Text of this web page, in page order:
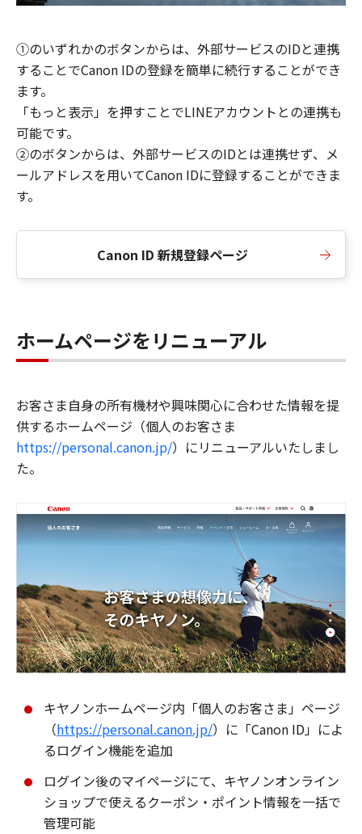
①のいずれかのボタンからは、外部サービスのIDと連携
することでCanon IDの登録を簡単に続行することができ
ます。
「もっと表示」を押すことでLINEアカウントとの連携も
可能です。
②のボタンからは、外部サービスのIDとは連携せず、メ
ールアドレスを用いてCanon IDに登録することができま
す。
Canon ID 新規登録ページ
ホームページをリニューアル
お客さま自身の所有機材や興味関心に合わせた情報を提
供するホームページ（個人のお客さま
https://personal.canon.jp/）にリニューアルいたしまし
た。
キヤノンホームページ内「個人のお客さま」ページ
（https://personal.canon.jp/）に「Canon ID」によ
るログイン機能を追加
ログイン後のマイページにて、キヤノンオンライン
ショップで使えるクーポン・ポイント情報を一括で
管理可能